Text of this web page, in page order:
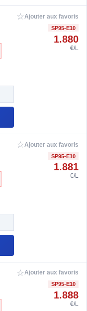
☆Ajouter aux favoris
SP95-E10
1.880
€/L
☆Ajouter aux favoris
SP95-E10
1.881
€/L
☆Ajouter aux favoris
SP95-E10
1.888
€/L